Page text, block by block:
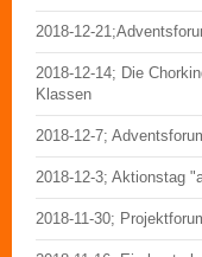
2018-12-
2018-12-14; Die
Klassen
2018-12-7;
2018-12-3; Aktionstag
2018-11-30;